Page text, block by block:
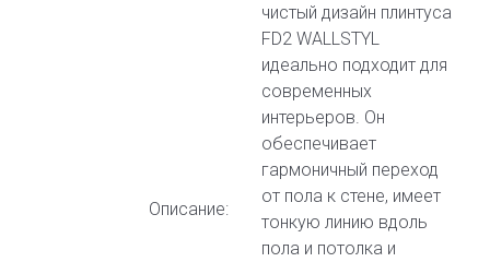
Описание:
чистый дизайн плинтуса
FD2 WALLSTYL
идеально подходит для
современных
интерьеров. Он
обеспечивает
гармоничный переход
от пола к стене, имеет
тонкую линию вдоль
пола и потолка и